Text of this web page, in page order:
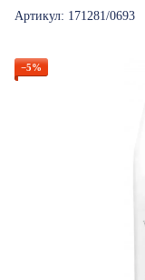
Артикул: 171281/0693
−5%